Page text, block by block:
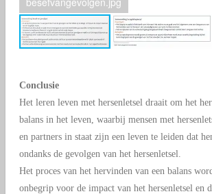
Conclusie
Het leren leven met hersenletsel draait om het
balans in het leven, waarbij mensen met
en partners in staat zijn een leven te leiden dat
ondanks de gevolgen van het hersenletsel.
Het proces van het hervinden van een balans
onbegrip voor de impact van het hersenletsel en